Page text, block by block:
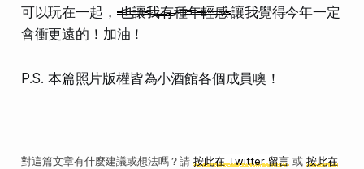
可以玩在一起， 也讓我有種年輕感讓我覺得今年一定
會衝更遠的！加油！
P.S. 本篇照片版權皆為小酒館各個成員噢！
對這篇文章有什麼建議或想法嗎？請 按此在 Twitter 留言或 按此在